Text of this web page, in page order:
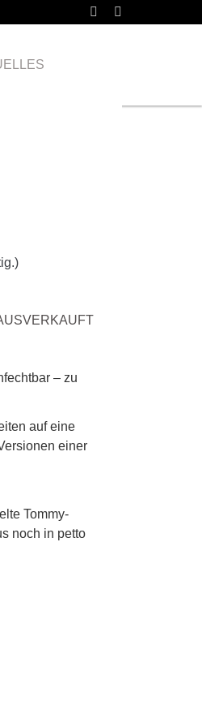
19.02.
– zu
auf eine
einer
Tommy-
noch in petto